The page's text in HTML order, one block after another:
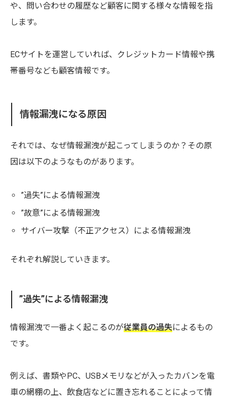
や、問い合わせの履歴など顧客に関する様々な情報を指
します。
ECサイトを運営していれば、クレジットカード情報や携
帯番号なども顧客情報です。
情報漏洩になる原因
それでは、なぜ情報漏洩が起こってしまうのか？その原
因は以下のようなものがあります。
”過失”による情報漏洩
”故意”による情報漏洩
サイバー攻撃（不正アクセス）による情報漏洩
それぞれ解説していきます。
”過失”による情報漏洩
情報漏洩で一番よく起こるのが従業員の過失によるもの
です。
例えば、書類やPC、USBメモリなどが入ったカバンを電
車の網棚の上、飲食店などに置き忘れることによって情